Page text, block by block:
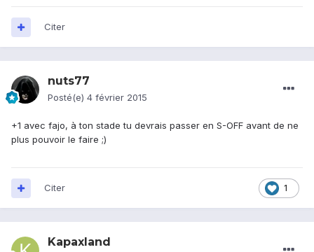
Citer
nuts77
Posté(e) 4 février 2015
+1 avec fajo, à ton stade tu devrais passer en S-OFF avant de ne
plus pouvoir le faire ;)
1
Citer
Kapaxland